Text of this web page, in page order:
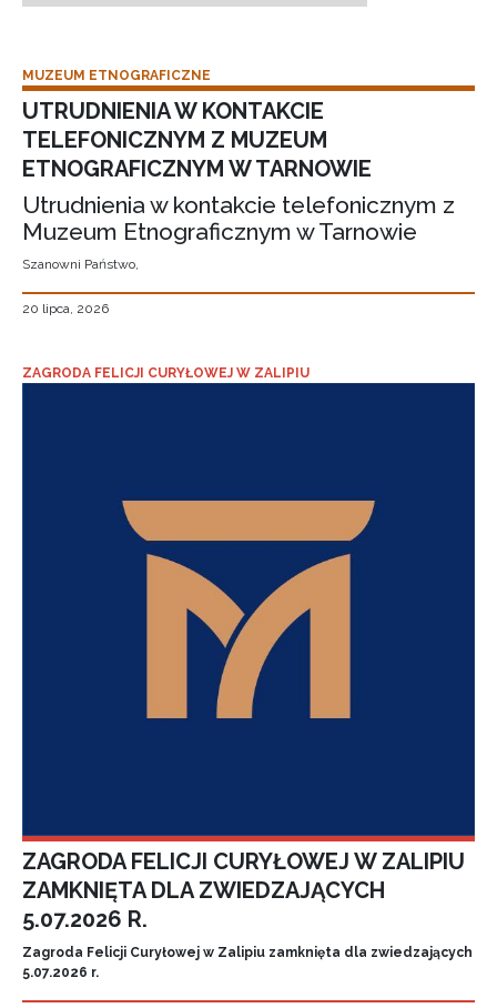
MUZEUM ETNOGRAFICZNE
UTRUDNIENIA W KONTAKCIE
TELEFONICZNYM Z MUZEUM
ETNOGRAFICZNYM W TARNOWIE
Utrudnienia w kontakcie telefonicznym z
Muzeum Etnograficznym w Tarnowie
Szanowni Państwo,
20 lipca, 2026
ZAGRODA FELICJI CURYŁOWEJ W ZALIPIU
ZAGRODA FELICJI CURYŁOWEJ W ZALIPIU
ZAMKNIĘTA DLA ZWIEDZAJĄCYCH
5.07.2026 R.
Zagroda Felicji Curyłowej w Zalipiu zamknięta dla zwiedzających
5.07.2026 r.